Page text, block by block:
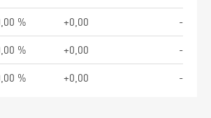
% +0,00
-
% +0,00
-
% +0,00 -